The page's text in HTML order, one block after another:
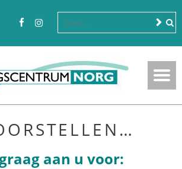
aan u voor: